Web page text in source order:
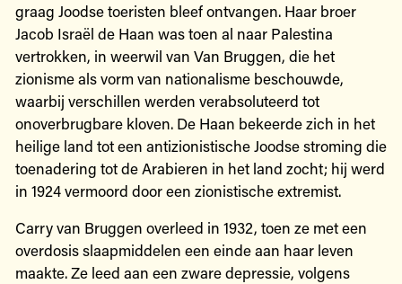
graag Joodse toeristen bleef ontvangen. Haar broer
Jacob Israël de Haan was toen al naar Palestina
vertrokken, in weerwil van Van Bruggen, die het
zionisme als vorm van nationalisme beschouwde,
waarbij verschillen werden verabsoluteerd tot
onoverbrugbare kloven. De Haan bekeerde zich in het
heilige land tot een antizionistische Joodse stroming die
toenadering tot de Arabieren in het land zocht; hij werd
in 1924 vermoord door een zionistische extremist.
Carry van Bruggen overleed in 1932, toen ze met een
overdosis slaapmiddelen een einde aan haar leven
maakte. Ze leed aan een zware depressie, volgens